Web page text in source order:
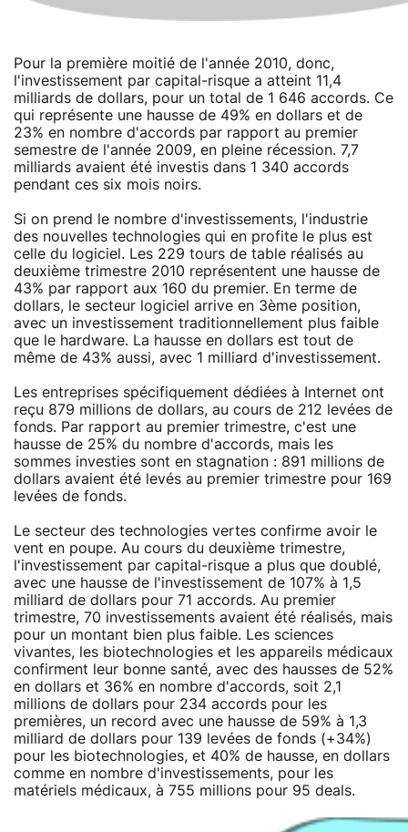
Pour la première moitié de l'année 2010, donc,
l'investissement par capital-risque a atteint 11,4
milliards de dollars, pour un total de 1 646 accords. Ce
qui représente une hausse de 49% en dollars et de
23% en nombre d'accords par rapport au premier
semestre de l'année 2009, en pleine récession. 7,7
milliards avaient été investis dans 1 340 accords
pendant ces six mois noirs.
Si on prend le nombre d'investissements, l'industrie
des nouvelles technologies qui en profite le plus est
celle du logiciel. Les 229 tours de table réalisés au
deuxième trimestre 2010 représentent une hausse de
43% par rapport aux 160 du premier. En terme de
dollars, le secteur logiciel arrive en 3ème position,
avec un investissement traditionnellement plus faible
que le hardware. La hausse en dollars est tout de
même de 43% aussi, avec 1 milliard d'investissement.
Les entreprises spécifiquement dédiées à Internet ont
reçu 879 millions de dollars, au cours de 212 levées de
fonds. Par rapport au premier trimestre, c'est une
hausse de 25% du nombre d'accords, mais les
sommes investies sont en stagnation : 891 millions de
dollars avaient été levés au premier trimestre pour 169
levées de fonds.
Le secteur des technologies vertes confirme avoir le
vent en poupe. Au cours du deuxième trimestre,
l'investissement par capital-risque a plus que doublé,
avec une hausse de l'investissement de 107% à 1,5
milliard de dollars pour 71 accords. Au premier
trimestre, 70 investissements avaient été réalisés, mais
pour un montant bien plus faible. Les sciences
vivantes, les biotechnologies et les appareils médicaux
confirment leur bonne santé, avec des hausses de 52%
en dollars et 36% en nombre d'accords, soit 2,1
millions de dollars pour 234 accords pour les
premières, un record avec une hausse de 59% à 1,3
milliard de dollars pour 139 levées de fonds (+34%)
pour les biotechnologies, et 40% de hausse, en dollars
comme en nombre d'investissements, pour les
matériels médicaux, à 755 millions pour 95 deals.